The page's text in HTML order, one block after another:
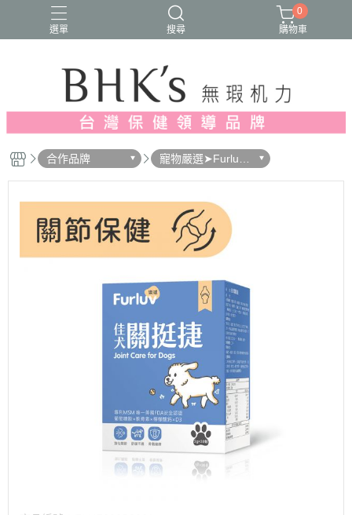
選單 搜尋
人氣推薦 多入優惠 日常維他命
漢方養生
蔓越莓/私密保養
0
購物車
合作品牌
寵物嚴選➤Furluv
樂球